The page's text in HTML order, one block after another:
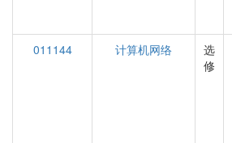
011144
计算机网络
选
修